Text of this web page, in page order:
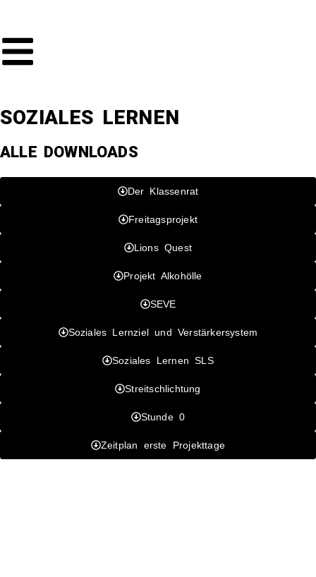
SOZIALES LERNEN
ALLE DOWNLOADS
Der Klassenrat
Freitagsprojekt
Lions Quest
Projekt Alkohölle
SEVE
Soziales Lernziel und Verstärkersystem
Soziales Lernen SLS
Streitschlichtung
Stunde 0
Zeitplan erste Projekttage